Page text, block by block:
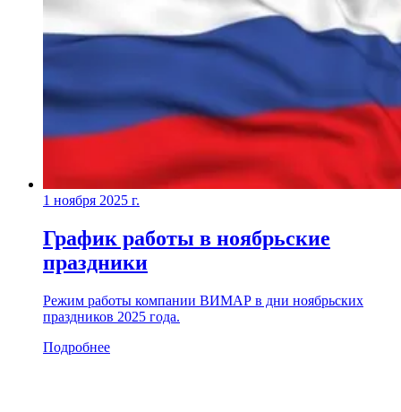
1 ноября 2025 г.
График работы в ноябрьские
праздники
Режим работы компании ВИМАР в дни ноябрьских
праздников 2025 года.
Подробнее